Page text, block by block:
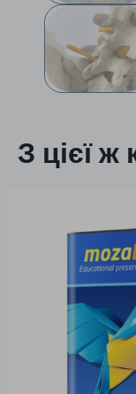
З цієї ж